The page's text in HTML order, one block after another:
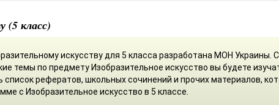
(5 класс)
искусству для 5 класса разработана МОН Украины. С
темы по предмету Изобразительное искусство вы будете
список рефератов, школьных сочинений и прочих материалов,
с Изобразительное искусство в 5 классе.